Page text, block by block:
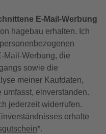
E-Mail-Werbung
hagebau erhalten. Ich
Mail-Werbung, die
sowie die
meiner Kaufdaten,
einverstanden.
jederzeit widerrufen.
erhalte
*.